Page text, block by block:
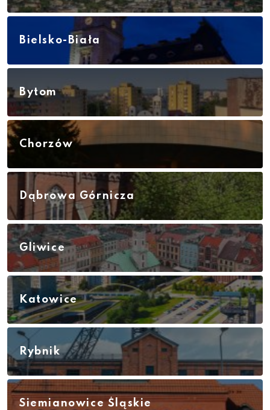
Bielsko-Biała
Bytom
Chorzów
Dąbrowa Górnicza
Gliwice
Katowice
Rybnik
Siemianowice Śląskie